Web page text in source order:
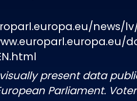
news/
present data
Parliament.